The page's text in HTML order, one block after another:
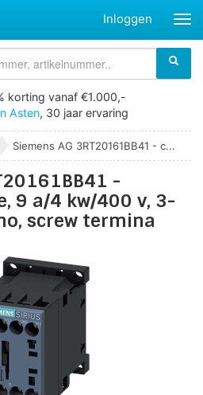
Inloggen
korting vanaf €1.000,-
Asten, 30 jaar ervaring
Siemens AG 3RT20161BB41 - c...
-
9 a/4 kw/400 v, 3-
screw termina